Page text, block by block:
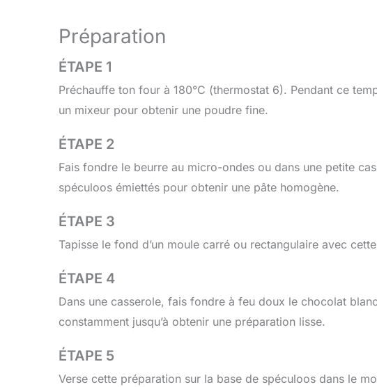
Préparation
ÉTAPE 1
Préchauffe ton four à 180°C (thermostat 6). Pendant ce
un mixeur pour obtenir une poudre fine.
ÉTAPE 2
Fais fondre le beurre au micro-ondes ou dans une petite
spéculoos émiettés pour obtenir une pâte homogène.
ÉTAPE 3
Tapisse le fond d’un moule carré ou rectangulaire avec
ÉTAPE 4
Dans une casserole, fais fondre à feu doux le chocolat
constamment jusqu’à obtenir une préparation lisse.
ÉTAPE 5
Verse cette préparation sur la base de spéculoos dans le